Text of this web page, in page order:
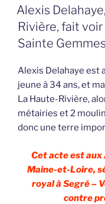
LE
Alexis
Rivière, fait
Sainte
Alexis Delahaye est
jeune à 34 ans, et
La Haute-Rivière,
métairies et 2
donc une terre
Cet acte est
Maine-et-Loire,
royal à Segré –
contre